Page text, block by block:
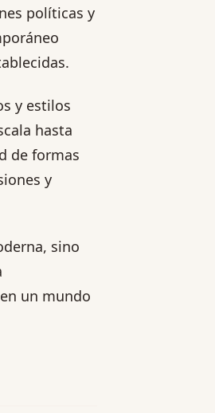
políticas y
y estilos
hasta
de formas
y
sino
un mundo